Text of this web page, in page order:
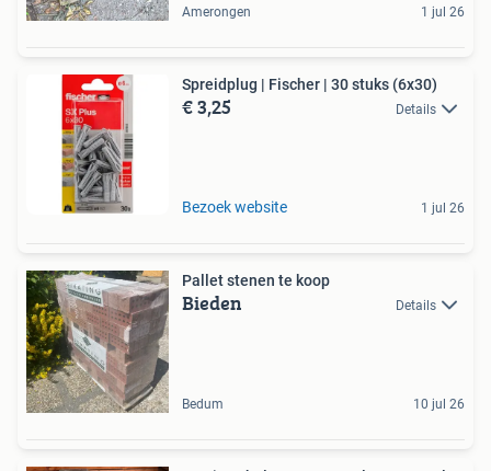
Amerongen 1 jul 26
Spreidplug | Fischer | 30 stuks (6x30)
€ 3,25 Details
Bezoek website 1 jul 26
Pallet stenen te koop
Bieden Details
Bedum 10 jul 26